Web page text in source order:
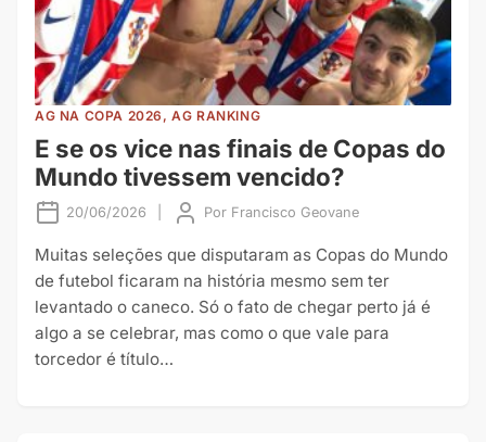
AG NA COPA 2026, AG RANKING
E se os vice nas finais de Copas do
Mundo tivessem vencido?
20/06/2026 Por Francisco Geovane
Muitas seleções que disputaram as Copas do Mundo
de futebol ficaram na história mesmo sem ter
levantado o caneco. Só o fato de chegar perto já é
algo a se celebrar, mas como o que vale para
torcedor é título…